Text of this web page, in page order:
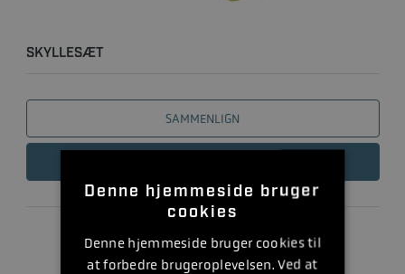
SKYLLESÆT
SAMMENLIGN
Denne hjemmeside bruger
cookies
Denne hjemmeside bruger cookies til
at forbedre brugeroplevelsen. Ved at